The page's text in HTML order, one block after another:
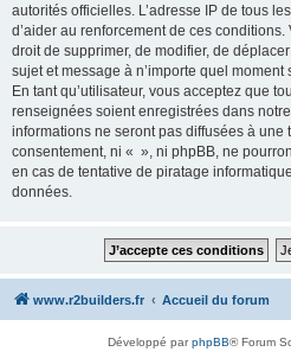
autorités officielles. L’adresse IP de tous
d’aider au renforcement de ces
droit de supprimer, de modifier, de
sujet et message à n’importe quel
En tant qu’utilisateur, vous acceptez que
renseignées soient enregistrées dans
informations ne seront pas diffusées à une
consentement, ni « », ni phpBB, ne
en cas de tentative de piratage
données.
www.r2builders.fr Accueil du forum
Développé parphpBB® Forum